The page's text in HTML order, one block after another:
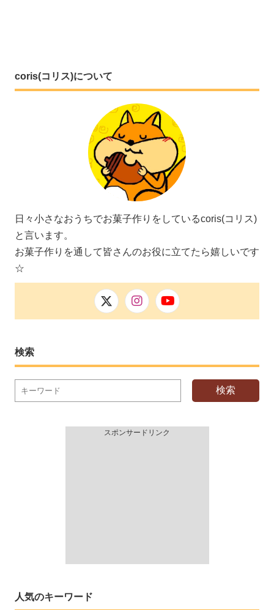
coris(コリス)について
日々小さなおうちでお菓子作りをしているcoris(コリス)
と言います。
お菓子作りを通して皆さんのお役に立てたら嬉しいです
☆
検索
検索
スポンサードリンク
人気のキーワード